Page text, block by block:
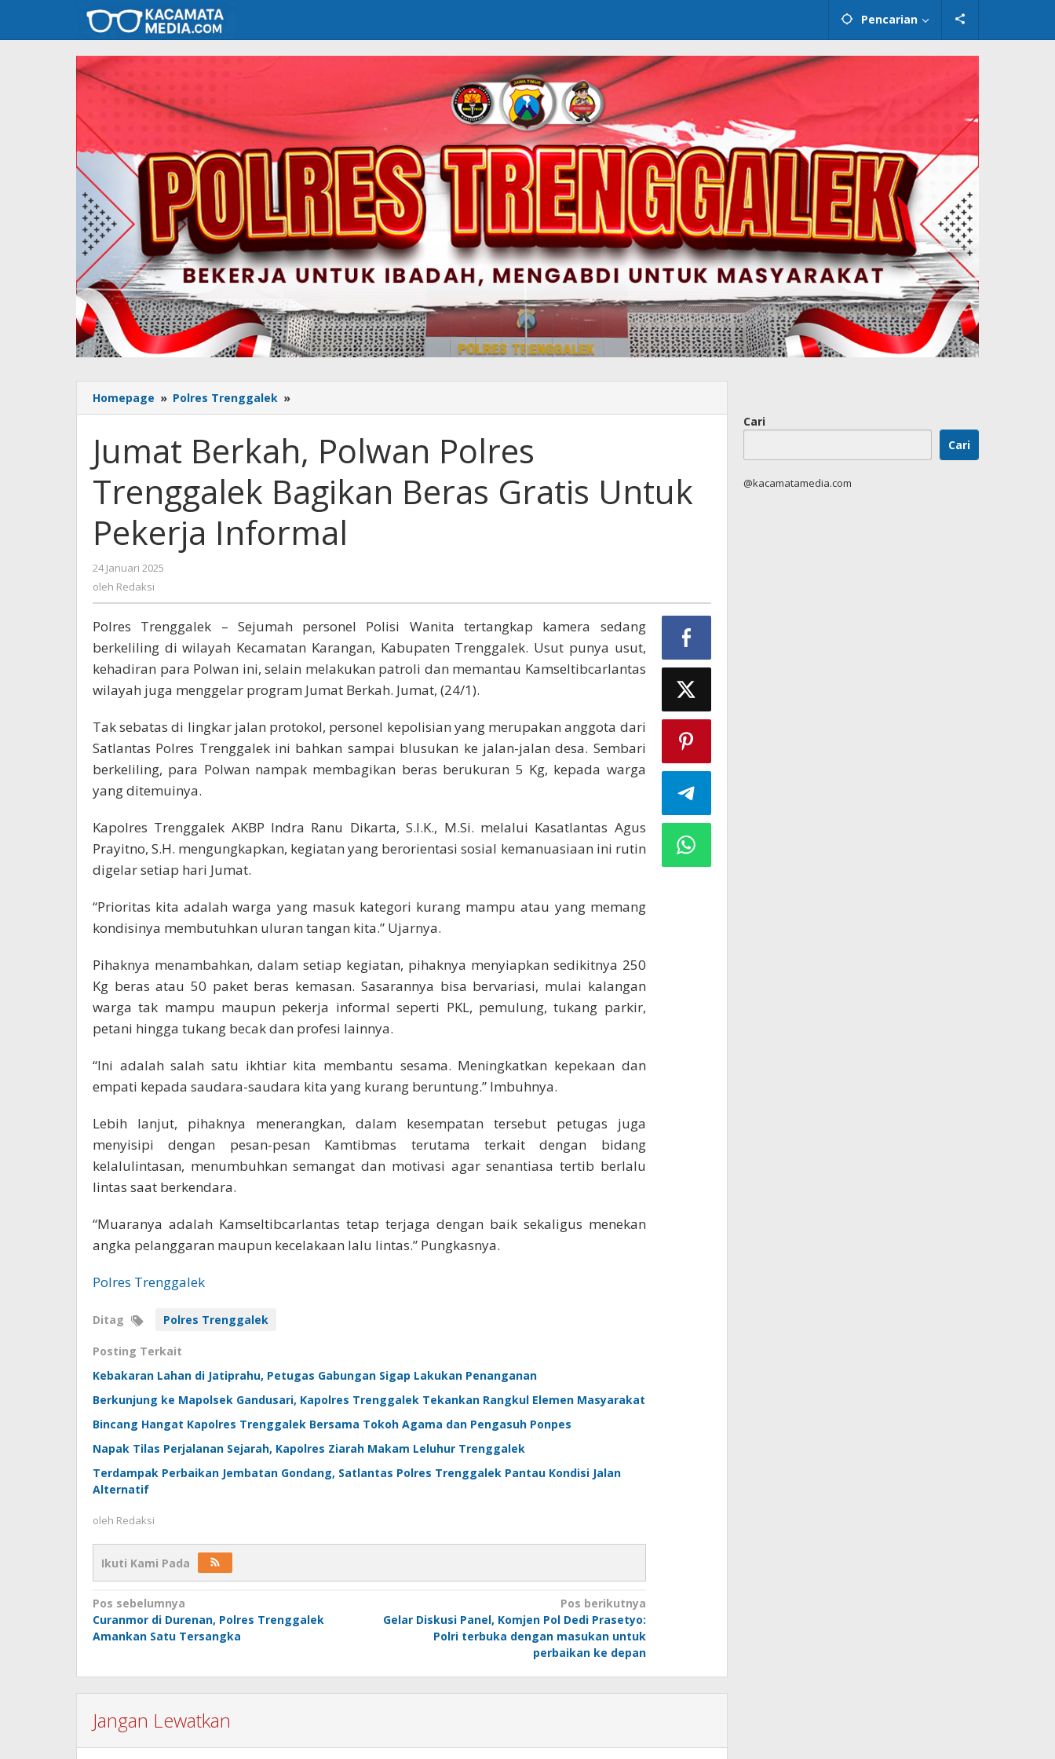
konten
Pencarian
Homepage » Polres Trenggalek »
Berkah,
Polres
Trenggalek
Bagikan
Beras
Gratis
Untuk
Pekerja
Jumat Berkah, Polwan Polres
Trenggalek Bagikan Beras Gratis Untuk
Pekerja Informal
24 Januari 2025
oleh Redaksi
Polres Trenggalek – Sejumah personel Polisi Wanita tertangkap kamera sedang
berkeliling di wilayah Kecamatan Karangan, Kabupaten Trenggalek. Usut punya usut,
kehadiran para Polwan ini, selain melakukan patroli dan memantau Kamseltibcarlantas
wilayah juga menggelar program Jumat Berkah. Jumat, (24/1).
Tak sebatas di lingkar jalan protokol, personel kepolisian yang merupakan anggota dari
Satlantas Polres Trenggalek ini bahkan sampai blusukan ke jalan-jalan desa. Sembari
berkeliling, para Polwan nampak membagikan beras berukuran 5 Kg, kepada warga
yang ditemuinya.
Kapolres Trenggalek AKBP Indra Ranu Dikarta, S.I.K., M.Si. melalui Kasatlantas Agus
Prayitno, S.H. mengungkapkan, kegiatan yang berorientasi sosial kemanuasiaan ini rutin
digelar setiap hari Jumat.
“Prioritas kita adalah warga yang masuk kategori kurang mampu atau yang memang
kondisinya membutuhkan uluran tangan kita.” Ujarnya.
Pihaknya menambahkan, dalam setiap kegiatan, pihaknya menyiapkan sedikitnya 250
Kg beras atau 50 paket beras kemasan. Sasarannya bisa bervariasi, mulai kalangan
warga tak mampu maupun pekerja informal seperti PKL, pemulung, tukang parkir,
petani hingga tukang becak dan profesi lainnya.
“Ini adalah salah satu ikhtiar kita membantu sesama. Meningkatkan kepekaan dan
empati kepada saudara-saudara kita yang kurang beruntung.” Imbuhnya.
Lebih lanjut, pihaknya menerangkan, dalam kesempatan tersebut petugas juga
menyisipi dengan pesan-pesan Kamtibmas terutama terkait dengan bidang
kelalulintasan, menumbuhkan semangat dan motivasi agar senantiasa tertib berlalu
lintas saat berkendara.
“Muaranya adalah Kamseltibcarlantas tetap terjaga dengan baik sekaligus menekan
angka pelanggaran maupun kecelakaan lalu lintas.” Pungkasnya.
Polres Trenggalek
Ditag Polres Trenggalek
Posting Terkait
Kebakaran Lahan di Jatiprahu, Petugas Gabungan Sigap Lakukan Penanganan
Berkunjung ke Mapolsek Gandusari, Kapolres Trenggalek Tekankan Rangkul Elemen Masyarakat
Bincang Hangat Kapolres Trenggalek Bersama Tokoh Agama dan Pengasuh Ponpes
Napak Tilas Perjalanan Sejarah, Kapolres Ziarah Makam Leluhur Trenggalek
Terdampak Perbaikan Jembatan Gondang, Satlantas Polres Trenggalek Pantau Kondisi Jalan
Alternatif
oleh Redaksi
Ikuti Kami Pada
Navigasi
pos
Pos sebelumnya
Curanmor di Durenan, Polres Trenggalek
Amankan Satu Tersangka
Pos berikutnya
Gelar Diskusi Panel, Komjen Pol Dedi Prasetyo:
Polri terbuka dengan masukan untuk
perbaikan ke depan
Jangan Lewatkan
Cari
Cari
@kacamatamedia.com